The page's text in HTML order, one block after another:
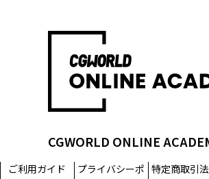
CGWORLD ONLINE
ご利用ガイド
プライバシーポ 特定商取引